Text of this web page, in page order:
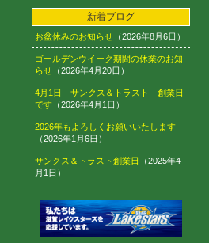
新着ブログ
お盆休みのお知らせ （2026年8月6日）
ゴールデンウイーク期間の休業のお知
らせ （2026年4月20日）
4月1日 サンクス＆トラスト 創業日
です （2026年4月1日）
2026年もよろしくお願いいたします
（2026年1月6日）
サンクス＆トラスト創業日
（2025年4
月1日）